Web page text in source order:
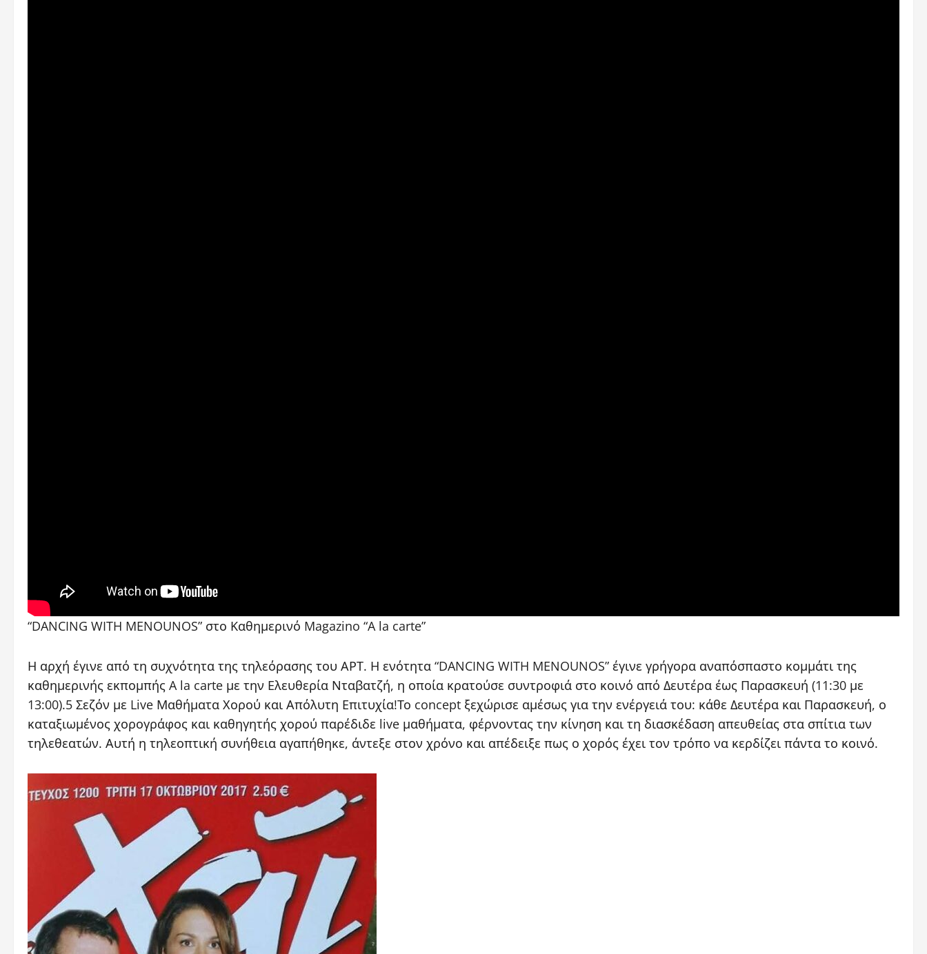
“DANCING WITH MENOUNOS” στο Καθημερινό Magazino “A la carte”
Η αρχή έγινε από τη συχνότητα της τηλεόρασης του ΑΡΤ. Η ενότητα “DANCING WITH MENOUNOS” έγινε γρήγορα αναπόσπαστο κομμάτι της
καθημερινής εκπομπής A la carte με την Ελευθερία Νταβατζή, η οποία κρατούσε συντροφιά στο κοινό από Δευτέρα έως Παρασκευή (11:30 με
13:00).5 Σεζόν με Live Μαθήματα Χορού και Απόλυτη Επιτυχία!Το concept ξεχώρισε αμέσως για την ενέργειά του: κάθε Δευτέρα και Παρασκευή, ο
καταξιωμένος χορογράφος και καθηγητής χορού παρέδιδε live μαθήματα, φέρνοντας την κίνηση και τη διασκέδαση απευθείας στα σπίτια των
τηλεθεατών. Αυτή η τηλεοπτική συνήθεια αγαπήθηκε, άντεξε στον χρόνο και απέδειξε πως ο χορός έχει τον τρόπο να κερδίζει πάντα το κοινό.